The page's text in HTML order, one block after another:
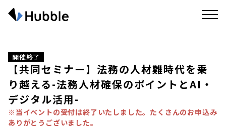
開催終了
【共同セミナー】法務の人材難時代を乗
り越える-法務人材確保のポイントとAI・
デジタル活用-
※当イベントの受付は終了いたしました。たくさんのお申込み
ありがとうございました。